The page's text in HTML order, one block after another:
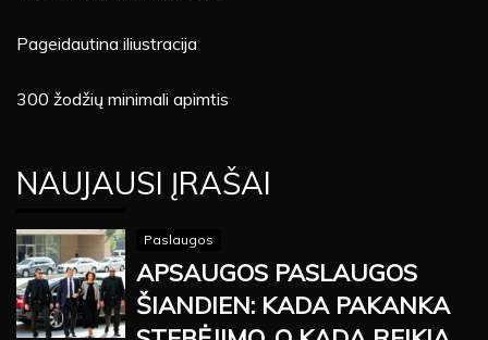
Pageidautina iliustracija
300 žodžių minimali apimtis
NAUJAUSI ĮRAŠAI
Paslaugos
APSAUGOS PASLAUGOS
ŠIANDIEN: KADA PAKANKA